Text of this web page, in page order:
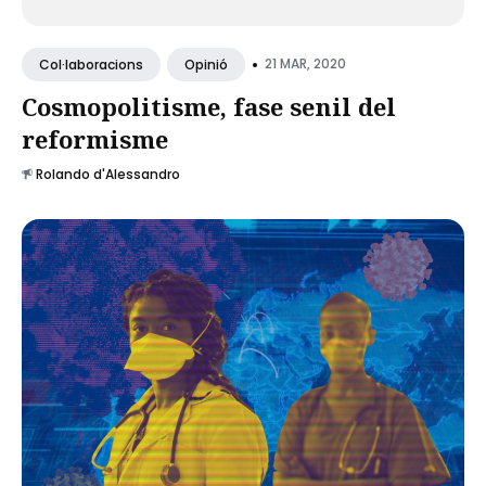
Col·laboracions Opinió • 21 MAR, 2020
Cosmopolitisme, fase senil del
reformisme
Rolando d'Alessandro